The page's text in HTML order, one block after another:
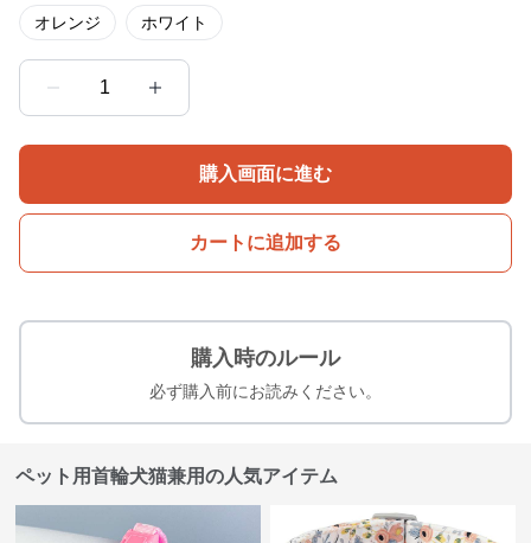
オレンジ ホワイト
1
購入画面に進む
カートに追加する
購入時のルール
必ず購入前にお読みください。
ペット用首輪犬猫兼用の人気アイテム